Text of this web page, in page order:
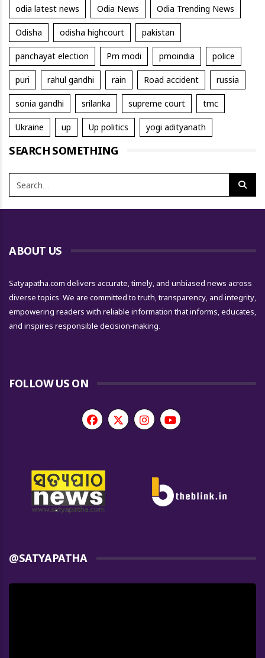
odia latest news Odia News Odia Trending News
Odisha odisha highcourt pakistan
panchayat election Pm modi pmoindia police
puri rahul gandhi rain Road accident russia
sonia gandhi srilanka supreme court tmc
Ukraine up Up politics yogi adityanath
SEARCH SOMETHING
ABOUT US
Satyapatha.com delivers accurate, timely, and unbiased news across
diverse topics. We are committed to truth, transparency, and integrity,
empowering readers with reliable information that informs, educates,
and inspires responsible decision-making.
FOLLOW US ON
@SATYAPATHA